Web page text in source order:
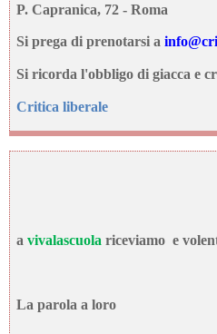
P. Capranica, 72 - Roma
Si prega di prenotarsi a
Si ricorda l'obbligo di giacca e
Critica liberale
avivalascuolariceviamo e
La parola a loro